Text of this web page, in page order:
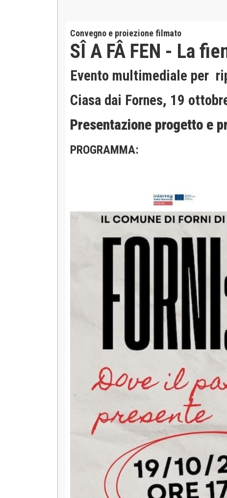
Convegno e proiezione filmato
SÎ A FÂ FEN - La
Evento multimediale per
Ciasa dai Fornes, 19
Presentazione progetto e
PROGRAMMA: